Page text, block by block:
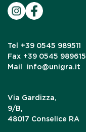
Tel
+39 0545 989511
Fax +39 0545 989615
Mail
info@unigra.it
Via Gardizza,
9/B,
48017 Conselice RA